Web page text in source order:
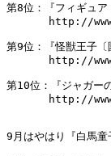
第8位：『フィギュ
http://
第9位：『怪獣王子
http://
第10位：『ジャガー
http://
9月はやはり『白馬童